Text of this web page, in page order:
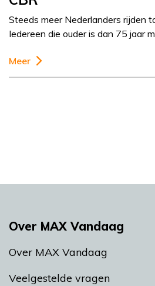
Steeds meer Nederlanders rijden
Iedereen die ouder is dan 75 jaar
Meer
Over MAX Vandaag
Over MAX Vandaag
Veelgestelde vragen